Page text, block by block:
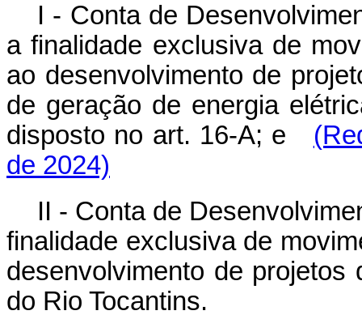
I - Conta de
a finalidade exclusiva de
ao desenvolvimento de
de geração de energia
disposto no art. 16-A; e
de 2024)
II - Conta de
finalidade exclusiva de
desenvolvimento de
do Rio Tocantins.